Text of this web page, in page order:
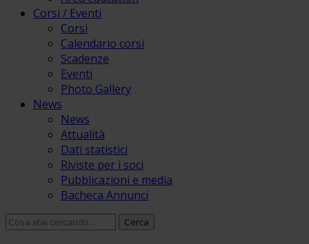
Corsi / Eventi
Corsi
Calendario corsi
Scadenze
Eventi
Photo Gallery
News
News
Attualità
Dati statistici
Riviste per i soci
Pubblicazioni e media
Bacheca Annunci